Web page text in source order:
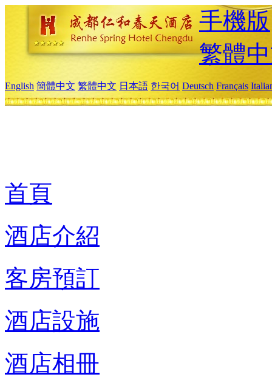
手機版
繁體
English 簡體中文 繁體中文 日本語 한국어 Deutsch Français
首頁
酒店介紹
客房預訂
酒店設施
酒店相冊